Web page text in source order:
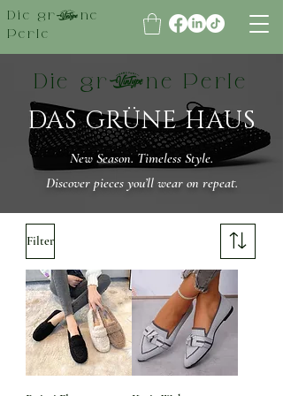
Die grüne
Perle
Die grüne Perle
DAS GRÜNE HAUS
New Season. Timeless Style.
Discover pieces you’ll wear on repeat.
Filter